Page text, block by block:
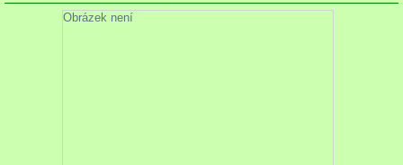
Obrázek není